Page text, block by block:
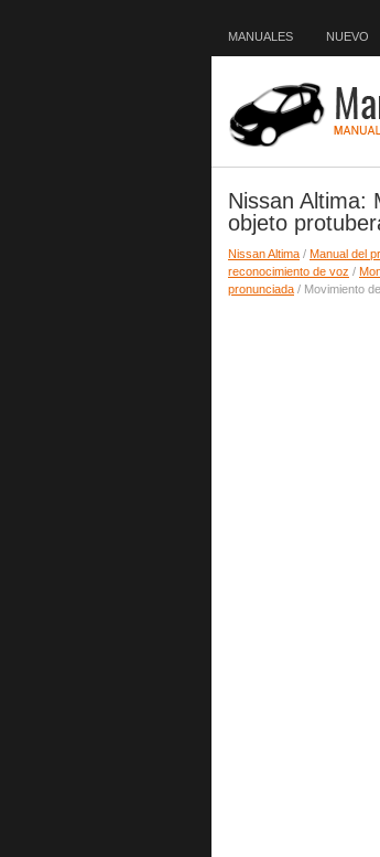
MANUALES NUEVO
Nissan Altima:
objeto
Nissan Altima / Manual del
reconocimiento de voz /
pronunciada / Movimiento